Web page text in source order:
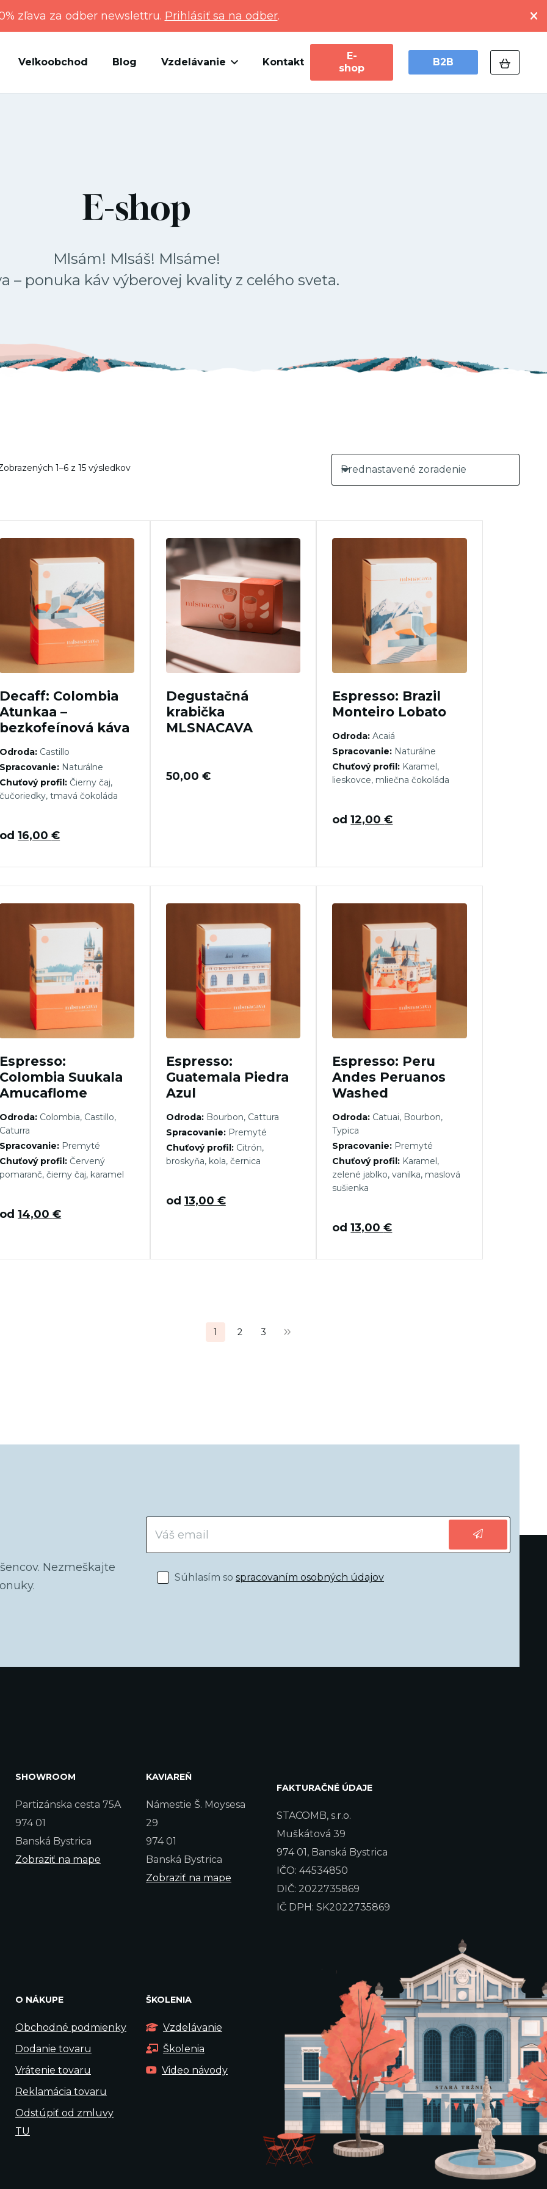
zľava za odber newslettru. Prihlásiť sa na odber.
Veľkoobchod Blog Vzdelávanie Kontakt
E-
shop
B2B
E-shop
Mlsám! Mlsáš! Mlsáme!
– ponuka káv výberovej kvality z celého sveta.
1–6 z 15 výsledkov
Decaff: Colombia
Atunkaa –
bezkofeínová káva
Odroda: Castillo
Spracovanie: Naturálne
Chuťový profil: Čierny čaj,
čučoriedky, tmavá čokoláda
od16,00€
Degustačná
krabička
MLSNACAVA
50,00 €
Espresso: Brazil
Monteiro Lobato
Odroda: Acaiá
Spracovanie: Naturálne
Chuťový profil: Karamel,
lieskovce, mliečna čokoláda
od12,00€
Espresso:
Colombia Suukala
Amucaflome
Odroda: Colombia, Castillo,
Caturra
Spracovanie: Premyté
Chuťový profil: Červený
pomaranč, čierny čaj, karamel
od14,00€
Espresso:
Guatemala Piedra
Azul
Odroda:Bourbon, Cattura
Spracovanie:Premyté
Chuťový profil:Citrón,
broskyňa, kola, černica
od 13,00 €
Espresso: Peru
Andes Peruanos
Washed
Odroda: Catuai, Bourbon,
Typica
Spracovanie: Premyté
Chuťový profil: Karamel,
zelené jablko, vanilka, maslová
sušienka
od13,00€
1 2 3
Nezmeškajte
Súhlasím so spracovaním osobných údajov
SHOWROOM
Partizánska cesta 75A
974 01
Banská Bystrica
Zobraziť na mape
KAVIAREŇ
Námestie Š. Moysesa
29
974 01
Banská Bystrica
Zobraziť na mape
FAKTURAČNÉ ÚDAJE
STACOMB, s.r.o.
Muškátová 39
974 01, Banská Bystrica
IČO: 44534850
DIČ: 2022735869
IČ DPH: SK2022735869
O NÁKUPE
Obchodné podmienky
Dodanie tovaru
Vrátenie tovaru
Reklamácia tovaru
Odstúpiť od zmluvy
TU
ŠKOLENIA
Vzdelávanie
Školenia
Video návody